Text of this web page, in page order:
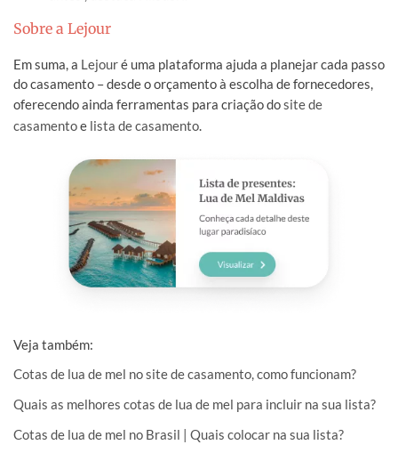
Sobre a Lejour
Em suma, a Lejouré uma plataforma ajuda a planejar cada passo
do casamento – desde o orçamento à escolha de fornecedores,
oferecendo ainda ferramentas para criação dosite de
casamentoe lista de casamento.
Veja também:
Cotas de lua de mel no site de casamento, como funcionam?
Quais as melhores cotas de lua de mel para incluir na sua lista?
Cotas de lua de mel no Brasil | Quais colocar na sua lista?